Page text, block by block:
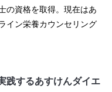
の資格を取得。現在はあ
イン栄養カウンセリング
践するあすけんダイエ